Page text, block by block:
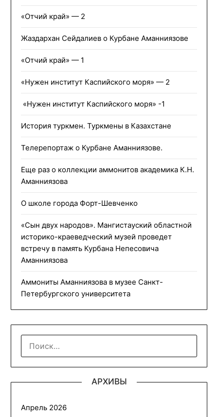
«Отчий край» — 2
Жаздархан Сейдалиев о Курбане Аманниязове
«Отчий край» — 1
«Нужен институт Каспийского моря» — 2
«Нужен институт Каспийского моря» -1
История туркмен. Туркмены в Казахстане
Телерепортаж о Курбане Аманниязове.
Еще раз о коллекции аммонитов академика К.Н.
Аманниязова
О школе города Форт-Шевченко
«Сын двух народов». Мангистауский областной
историко-краеведческий музей проведет
встречу в память Курбана Непесовича
Аманниязова
Аммониты Аманниязова в музее Санкт-
Петербургского университета
АРХИВЫ
Апрель 2026